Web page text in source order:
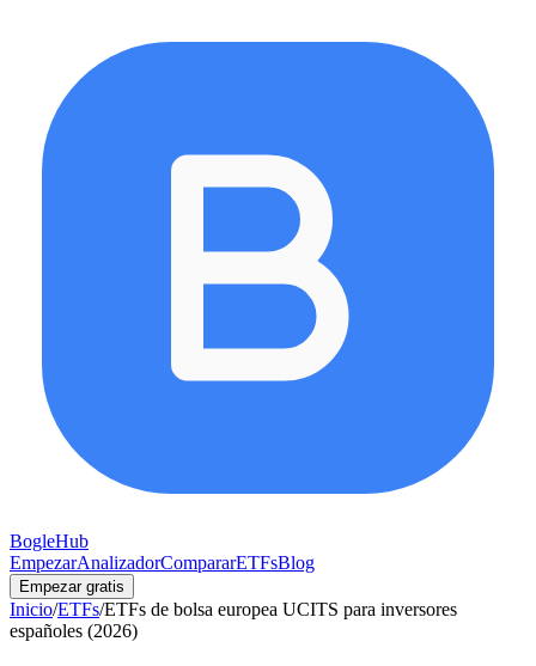
BogleHub
EmpezarAnalizadorCompararETFsBlog
Empezar gratis
Inicio/ETFs/ETFs de bolsa europea UCITS para inversores
españoles (2026)